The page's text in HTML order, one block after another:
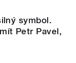
symbol.
Petr Pavel,